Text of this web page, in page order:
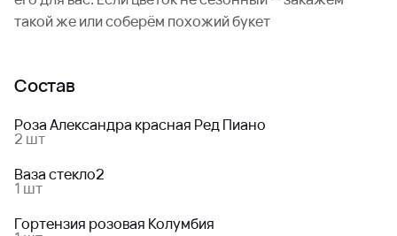
такой же или соберём похожий букет
Состав
Роза Александра красная Ред Пиано
2 шт
Ваза стекло2
1 шт
Гортензия розовая Колумбия